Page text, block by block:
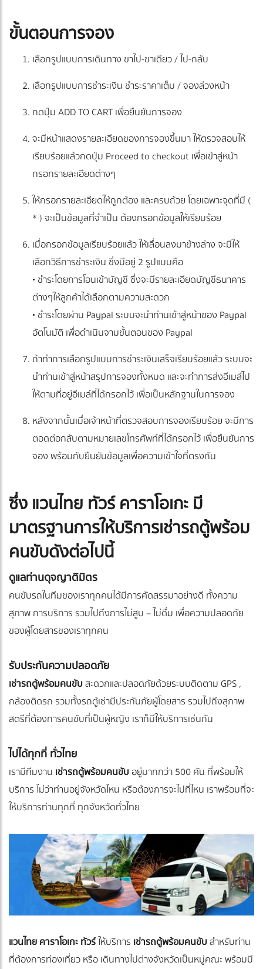
ขั้นตอนการจอง
เลือกรูปแบบการเดินทาง ขาไป-ขาเดียว / ไป-กลับ
เลือกรูปแบบการชำระเงิน ชำระราคาเต็ม / จองล่วงหน้า
กดปุ่ม ADD TO CART เพื่อยืนยันการจอง
จะมีหน้าแสดงรายละเอียดของการจองขึ้นมา ให้ตรวจสอบให้
เรียบร้อยแล้วกดปุ่ม Proceed to checkout เพื่อเข้าสู่หน้า
กรอกรายละเอียดต่างๆ
ให้กรอกรายละเอียดให้ถูกต้อง และครบถ้วย โดยเฉพาะจุดที่มี (
* ) จะเป็นข้อมูลที่จำเป็น ต้องกรอกข้อมูลให้เรียบร้อย
เมื่อกรอกข้อมูลเรียบร้อยแล้ว ให้เลื่อนลงมาข้างล่าง จะมีให้
เลือกวิธีการชำระเงิน ซึ่งมีอยู่ 2 รูปแบบคือ
• ชำระโดยการโอนเข้าบัญชี ซึ่งจะมีรายละเอียดบัญชีธนาคาร
ต่างๆให้ลูกค้าได้เลือกตามความสะดวก
• ชำระโดยผ่าน Paypal ระบบจะนำท่านเข้าสู่หน้าของ Paypal
อัตโนมัติ เพื่อดำเนินจามขั้นตอนของ Paypal
ถ้าทำการเลือกรูปแบบการชำระเงินเสร็จเรียบร้อยแล้ว ระบบจะ
นำท่านเข้าสู่หน้าสรุปการจองทั้งหมด และจะทำการส่งอีเมล์ไป
ให้ตามที่อยู่อีเมล์ที่ได้กรอกไว้ เพื่อเป็นหลักฐานในการจอง
หลังจากนั้นเมื่อเจ้าหน้าที่ตรวจสอบการจองเรียบร้อย จะมีการ
ตอดต่อกลับตามหมายเลขโทรศัพท์ที่ได้กรอกไว้ เพื่อยืนยันการ
จอง พร้อมกับยืนยันข้อมูลเพื่อความเข้าใจที่ตรงกัน
ซึ่ง แวนไทย ทัวร์ คาราโอเกะ มี
มาตรฐานการให้บริการ เช่ารถตู้พร้อม
คนขับดังต่อไปนี้
ดูแลท่านดุจญาติมิตร
คนขับรถในทีมของเราทุกคนได้มีการคัดสรรมาอย่างดี ทั้งความ
สุภาพ การบริการ รวมไปถึงการไม่สูบ – ไม่ดื่ม เพื่อความปลอดภัย
ของผู้โดยสารของเราทุกคน
รับประกันความปลอดภัย
เช่ารถตู้พร้อมคนขับสะดวกและปลอดภัยด้วยระบบติดตาม GPS ,
กล้องติดรถ รวมทั้งรถตู้เช่ามีประกันภัยผู้โดยสาร รวมไปถึงสุภาพ
สตรีที่ต้องการคนขับที่เป็นผู้หญิง เราก็มีให้บริการเช่นกัน
ไปได้ทุกที่ ทั่วไทย
เรามีทีมงาน เช่ารถตู้พร้อมคนขับอยู่มากกว่า 500 คัน ที่พร้อมให้
บริการ ไม่ว่าท่านอยู่จังหวัดไหน หรือต้องการจะไปที่ไหน เราพร้อมที่จะ
ให้บริการท่านทุกที่ ทุกจังหวัดทั่วไทย
แวนไทย คาราโอเกะ ทัวร์ให้บริการ เช่ารถตู้พร้อมคนขับสำหรับท่าน
ที่ต้องการท่องเที่ยว หรือ เดินทางไปต่างจังหวัดเป็นหมู่คณะ พร้อมมี